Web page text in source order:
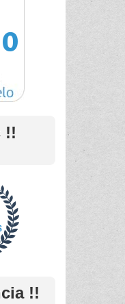
!!
!!